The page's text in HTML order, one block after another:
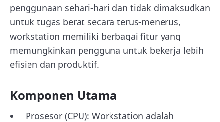
penggunaan sehari-hari dan tidak dimaksudkan
untuk tugas berat secara terus-menerus,
workstation memiliki berbagai fitur yang
memungkinkan pengguna untuk bekerja lebih
efisien dan produktif.
Komponen Utama
Prosesor (CPU): Workstation adalah